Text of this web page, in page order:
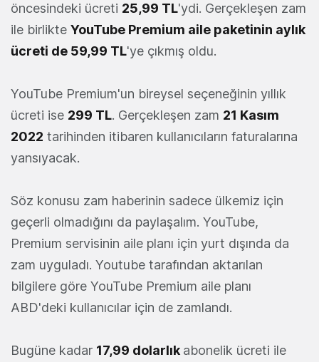
öncesindeki ücreti 25,99 TL'ydi. Gerçekleşen zam
ile birlikte YouTube Premium aile paketinin aylık
ücreti de 59,99 TL'ye çıkmış oldu.
YouTube Premium'un bireysel seçeneğinin yıllık
ücreti ise 299 TL. Gerçekleşen zam 21 Kasım
2022 tarihinden itibaren kullanıcıların faturalarına
yansıyacak.
Söz konusu zam haberinin sadece ülkemiz için
geçerli olmadığını da paylaşalım. YouTube,
Premium servisinin aile planı için yurt dışında da
zam uyguladı. Youtube tarafından aktarılan
bilgilere göre YouTube Premium aile planı
ABD'deki kullanıcılar için de zamlandı.
Bugüne kadar 17,99 dolarlık abonelik ücreti ile